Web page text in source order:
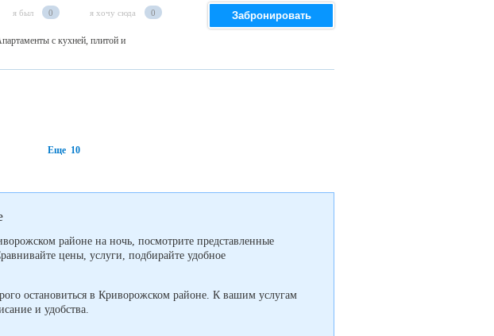
я был 0 я хочу сюда 0 Забронировать
с кухней, плитой и
Еще 10
районе на ночь, посмотрите представленные
цены, услуги, подбирайте удобное
остановиться в Криворожском районе. К вашим услугам
и удобства.